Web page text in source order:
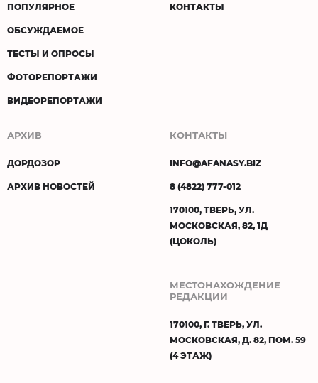
ПОПУЛЯРНОЕ
ОБСУЖДАЕМОЕ
ТЕСТЫ И ОПРОСЫ
ФОТОРЕПОРТАЖИ
ВИДЕОРЕПОРТАЖИ
КОНТАКТЫ
АРХИВ
ДОРДОЗОР
АРХИВ НОВОСТЕЙ
КОНТАКТЫ
INFO@AFANASY.BIZ
8 (4822) 777-012
170100, ТВЕРЬ, УЛ.
МОСКОВСКАЯ, 82, 1Д
(ЦОКОЛЬ)
МЕСТОНАХОЖДЕНИЕ
РЕДАКЦИИ
170100, Г. ТВЕРЬ, УЛ.
МОСКОВСКАЯ, Д. 82, ПОМ. 59
(4 ЭТАЖ)